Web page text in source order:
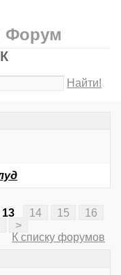
Форум
Найти!
13 14 15
16
>
К списку форумов